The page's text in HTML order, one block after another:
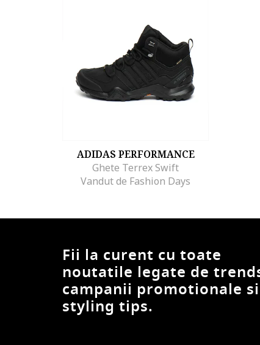
ADIDAS PERFORMANCE
Ghete Terrex Swift
Vandut de Fashion Days
Fii la curent cu toate
noutatile legate de
campanii promotionale si
styling tips.